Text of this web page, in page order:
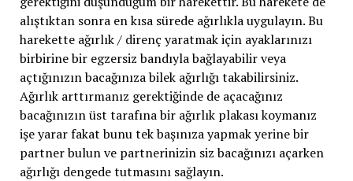
alıştıktan sonra en kısa sürede ağırlıkla uygulayın. Bu
harekette ağırlık / direnç yaratmak için ayaklarınızı
birbirine bir egzersiz bandıyla bağlayabilir veya
açtığınızın bacağınıza bilek ağırlığı takabilirsiniz.
Ağırlık arttırmanız gerektiğinde de açacağınız
bacağınızın üst tarafına bir ağırlık plakası koymanız
işe yarar fakat bunu tek başınıza yapmak yerine bir
partner bulun ve partnerinizin siz bacağınızı açarken
ağırlığı dengede tutmasını sağlayın.